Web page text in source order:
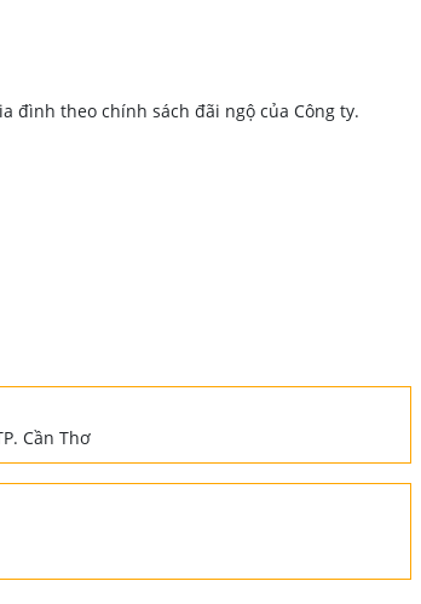
đình theo chính sách đãi ngộ của Công ty.
Cần Thơ